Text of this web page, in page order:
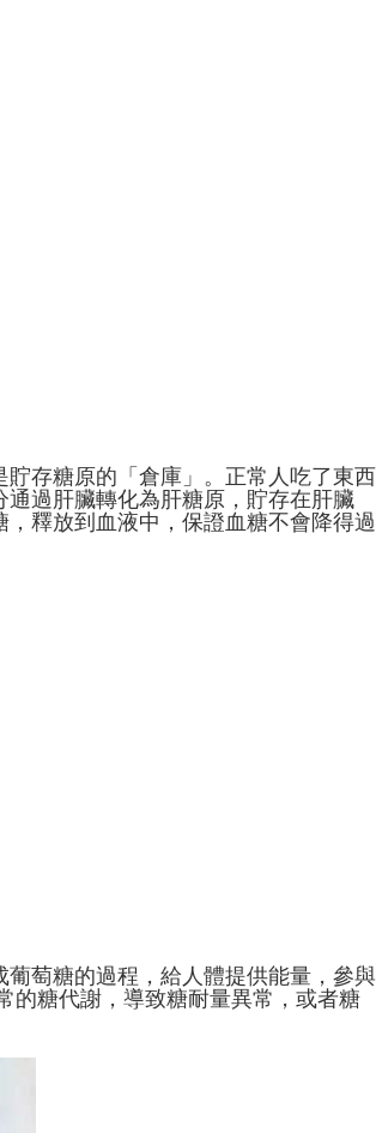
存糖原的「倉庫」。正常人吃了東西
過肝臟轉化為肝糖原，貯存在肝臟
釋放到血液中，保證血糖不會降得過
萄糖的過程，給人體提供能量，參與
的糖代謝，導致糖耐量異常，或者糖